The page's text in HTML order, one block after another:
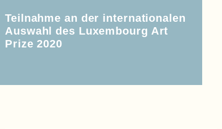
Teilnahme an der internationalen
Auswahl des Luxembourg Art
Prize 2020